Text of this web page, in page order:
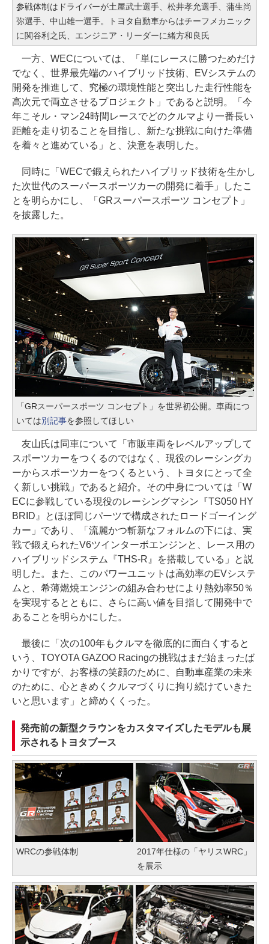
参戦体制はドライバーが土屋武士選手、松井孝允選手、蒲生尚
弥選手、中山雄一選手。トヨタ自動車からはチーフメカニック
に関谷利之氏、エンジニア・リーダーに緒方和良氏
一方、WECについては、「単にレースに勝つためだけ
でなく、世界最先端のハイブリッド技術、EVシステムの
開発を推進して、究極の環境性能と突出した走行性能を
高次元で両立させるプロジェクト」であると説明。「今
年こそル・マン24時間レースでどのクルマより一番長い
距離を走り切ることを目指し、新たな挑戦に向けた準備
を着々と進めている」と、決意を表明した。
同時に「WECで鍛えられたハイブリッド技術を生かし
た次世代のスーパースポーツカーの開発に着手」したこ
とを明らかにし、「GRスーパースポーツ コンセプト」
を披露した。
「GRスーパースポーツ コンセプト」を世界初公開。車両につ
いては別記事を参照してほしい
友山氏は同車について「市販車両をレベルアップして
スポーツカーをつくるのではなく、現役のレーシングカ
ーからスポーツカーをつくるという、トヨタにとって全
く新しい挑戦」であると紹介。その中身については「W
ECに参戦している現役のレーシングマシン『TS050 HY
BRID』とほぼ同じパーツで構成されたロードゴーイング
カー」であり、「流麗かつ斬新なフォルムの下には、実
戦で鍛えられたV6ツインターボエンジンと、レース用の
ハイブリッドシステム『THS-R』を搭載している」と説
明した。また、このパワーユニットは高効率のEVシステ
ムと、希薄燃焼エンジンの組み合わせにより熱効率50％
を実現するとともに、さらに高い値を目指して開発中で
あることを明らかにした。
最後に「次の100年もクルマを徹底的に面白くすると
いう、TOYOTA GAZOO Racingの挑戦はまだ始まったば
かりですが、お客様の笑顔のために、自動車産業の未来
のために、心ときめくクルマづくりに拘り続けていきた
いと思います」と締めくくった。
発売前の新型クラウンをカスタマイズしたモデルも展
示されるトヨタブース
WRCの参戦体制
2017年仕様の「ヤリスWRC」
を展示